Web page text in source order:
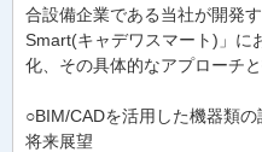
合設備企業である当社が開発
Smart(キャデワスマート)」に
化、その具体的なアプローチ
○BIM/CADを活用した機器類
将来展望